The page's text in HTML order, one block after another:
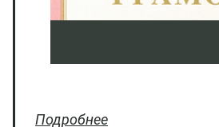
Подробнее